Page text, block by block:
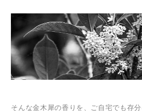
そんな金木犀の香りを、ご自宅でも存